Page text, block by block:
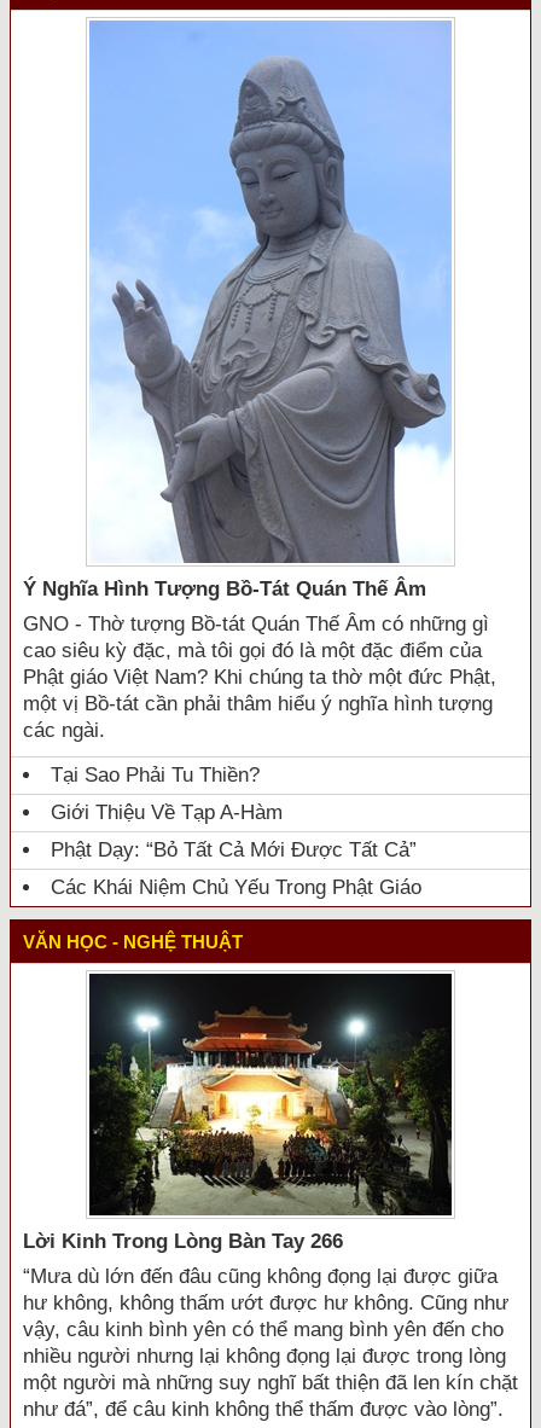
Ý Nghĩa Hình Tượng Bồ-Tát Quán Thế Âm
GNO - Thờ tượng Bồ-tát Quán Thế Âm có những gì
cao siêu kỳ đặc, mà tôi gọi đó là một đặc điểm của
Phật giáo Việt Nam? Khi chúng ta thờ một đức Phật,
một vị Bồ-tát cần phải thâm hiểu ý nghĩa hình tượng
các ngài.
Tại Sao Phải Tu Thiền?
Giới Thiệu Về Tạp A-Hàm
Phật Dạy: “Bỏ Tất Cả Mới Được Tất Cả”
Các Khái Niệm Chủ Yếu Trong Phật Giáo
VĂN HỌC - NGHỆ THUẬT
Lời Kinh Trong Lòng Bàn Tay 266
“Mưa dù lớn đến đâu cũng không đọng lại được giữa
hư không, không thấm ướt được hư không. Cũng như
vậy, câu kinh bình yên có thể mang bình yên đến cho
nhiều người nhưng lại không đọng lại được trong lòng
một người mà những suy nghĩ bất thiện đã len kín chặt
như đá”, để câu kinh không thể thấm được vào lòng”.